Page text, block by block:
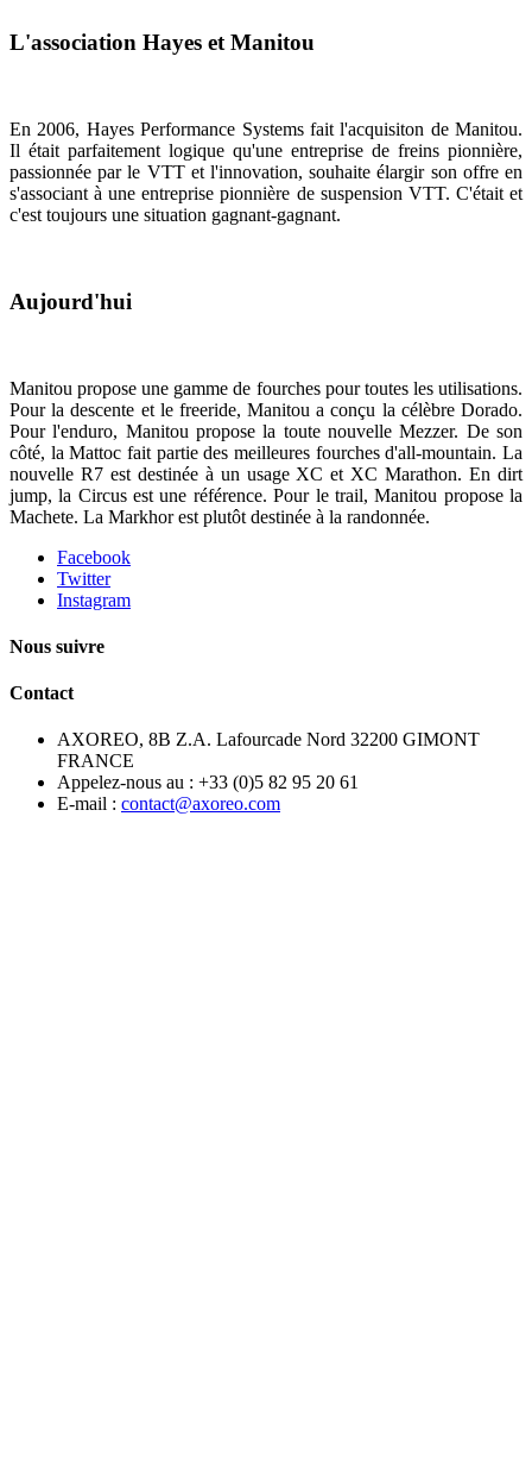
L'association Hayes et Manitou
En 2006, Hayes Performance Systems fait l'acquisiton de Manitou.
Il était parfaitement logique qu'une entreprise de freins pionnière,
passionnée par le VTT et l'innovation, souhaite élargir son offre en
s'associant à une entreprise pionnière de suspension VTT. C'était et
c'est toujours une situation gagnant-gagnant.
Aujourd'hui
Manitou propose une gamme de fourches pour toutes les utilisations.
Pour la descente et le freeride, Manitou a conçu la célèbre Dorado.
Pour l'enduro, Manitou propose la toute nouvelle Mezzer. De son
côté, la Mattoc fait partie des meilleures fourches d'all-mountain. La
nouvelle R7 est destinée à un usage XC et XC Marathon. En dirt
jump, la Circus est une référence. Pour le trail, Manitou propose la
Machete. La Markhor est plutôt destinée à la randonnée.
Facebook
Twitter
Instagram
Nous suivre
Contact
AXOREO, 8B Z.A. Lafourcade Nord 32200 GIMONT
FRANCE
Appelez-nous au : +33 (0)5 82 95 20 61
E-mail : contact@axoreo.com